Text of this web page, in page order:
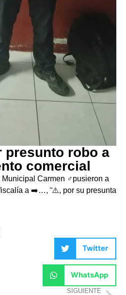
presunto robo a
comercial
Carmen ‍♂️pusieron a
a ➡️…, ̃ ⚠️, por su presunta
Twitter
WhatsApp
SIGUIENTE